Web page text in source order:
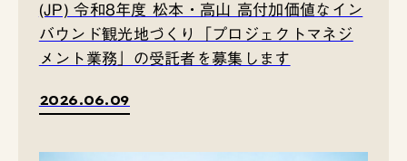
(JP) 令和8年度 松本・高山 高付加価値なイン
バウンド観光地づくり「プロジェクトマネジ
メント業務」の受託者を募集します
2026.06.09